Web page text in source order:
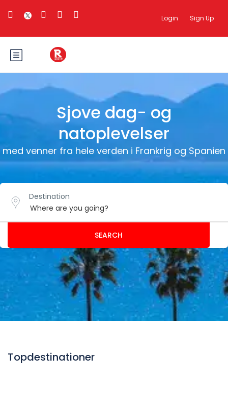
Login Sign Up
Sjove dag- og
natoplevelser
med venner fra hele verden i Frankrig og Spanien
Destination
SEARCH
Topdestinationer